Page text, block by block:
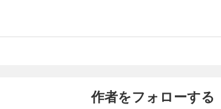
作者をフォローする